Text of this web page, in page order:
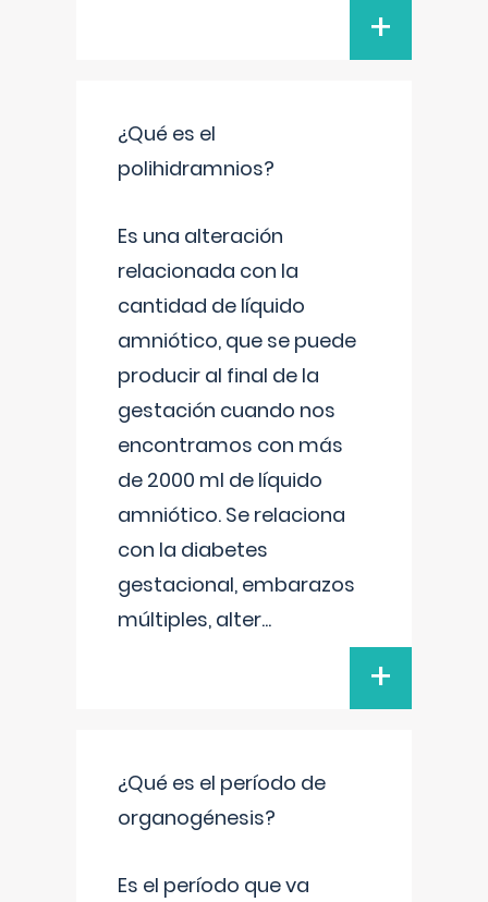
+
¿Qué es el
polihidramnios?
Es una alteración
relacionada con la
cantidad de líquido
amniótico, que se puede
producir al final de la
gestación cuando nos
encontramos con más
de 2000 ml de líquido
amniótico. Se relaciona
con la diabetes
gestacional, embarazos
múltiples, alter...
+
¿Qué es el período de
organogénesis?
Es el período que va